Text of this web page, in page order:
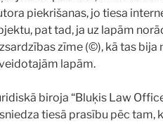
piekrišanas, jo tiesa
pat tad, ja uz lapām
zīme (©), kā tas
lapām.
biroja “Bluķis Law
tiesā prasību pēc